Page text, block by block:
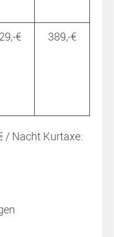
€ 389,-€
/ Nacht Kurtaxe: